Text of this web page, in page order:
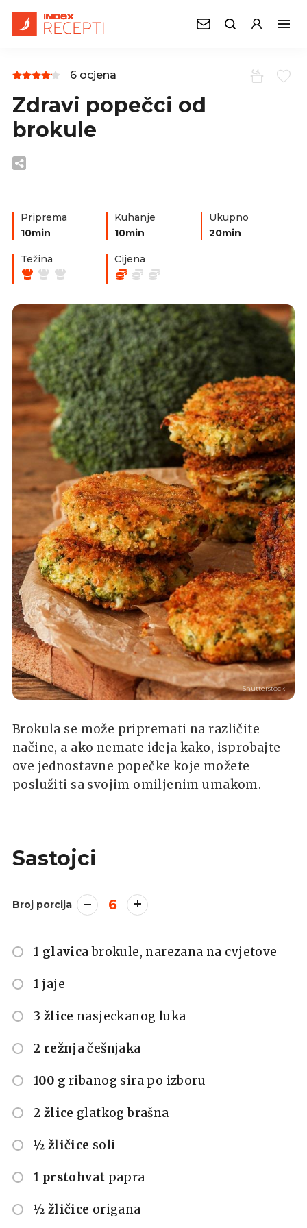
6 ocjena
Zdravi popečci od
brokule
Priprema
10min
Kuhanje
10min
Ukupno
20min
Težina Cijena
Shutterstock
Brokula se može pripremati na različite
načine, a ako nemate ideja kako, isprobajte
ove jednostavne popečke koje možete
poslužiti sa svojim omiljenim umakom.
Sastojci
Broj porcija 6
1 glavica brokule, narezana na cvjetove
1 jaje
3 žlice nasjeckanog luka
2 režnja češnjaka
100 g ribanog sira po izboru
2 žlice glatkog brašna
½ žličice soli
1 prstohvat papra
½ žličice origana